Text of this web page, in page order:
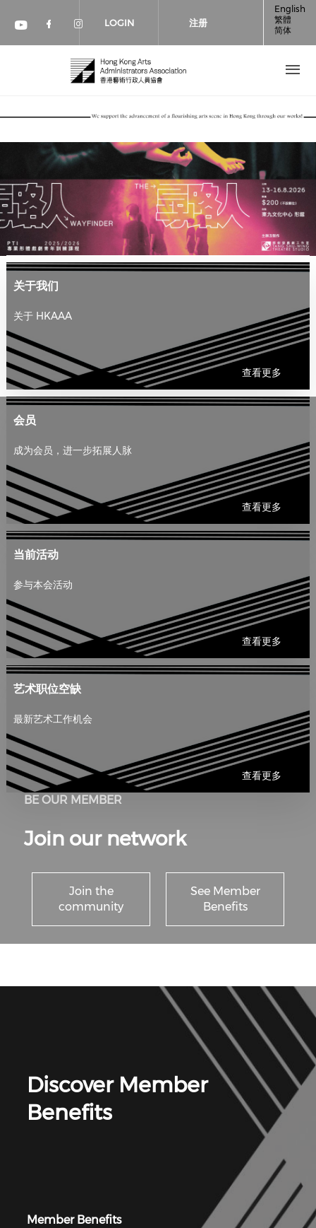
Check our social media on youtube
Check our social media on
Check our social media on
LOGIN 注册
English
繁體
简体
关于我们
关于 HKAAA
查看更多
会员
成为会员，进一步拓展人脉
查看更多
当前活动
参与本会活动
查看更多
艺术职位空缺
最新艺术工作机会
查看更多
BE OUR MEMBER
Join our network
Join the
community
See Member
Benefits
Discover Member
Benefits
Member Benefits